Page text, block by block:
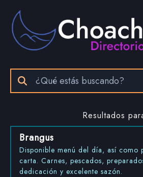
Resultados
Brangus
Disponible menú del día, así como
carta. Carnes, pescados,
dedicación y excelente sazón.